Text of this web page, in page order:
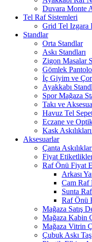
Duvara Monte
Tel Raf Sistemleri
Grid Tel Izgara
Standlar
Orta Standlar
Askı Standları
Zigon Masalar
Gömlek
İç Giyim ve
Ayakkabı
Spor Mağaza
Takı ve
Havuz Tel
Eczane ve
Kask
Aksesuarlar
Çanta
Fiyat
Raf Önü Fiyat
Arkası
Cam Raf
Sunta
Raf Önü
Mağaza Satış
Mağaza Kabin
Mağaza Vitrin
Çubuk Askı